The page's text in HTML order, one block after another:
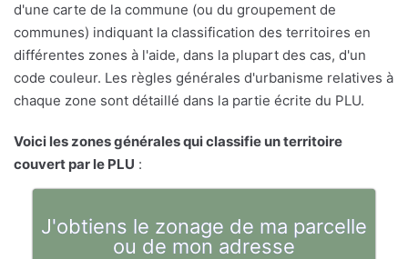
d'une carte de la commune (ou du groupement de
communes) indiquant la classification des territoires en
différentes zones à l'aide, dans la plupart des cas, d'un
code couleur. Les règles générales d'urbanisme relatives à
chaque zone sont détaillé dans la partie écrite du PLU.
Voici les zones générales qui classifie un territoire
couvert par le PLU :
J'obtiens le zonage de ma parcelle
ou de mon adresse